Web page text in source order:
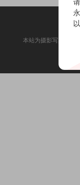
本站为摄影写真图片